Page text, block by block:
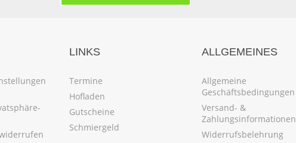
LINKS
Termine
Hofladen
Gutscheine
Schmiergeld
ALLGEMEINES
Allgemeine
Geschäftsbedingungen
Versand- &
Zahlungsinformationen
Widerrufsbelehrung